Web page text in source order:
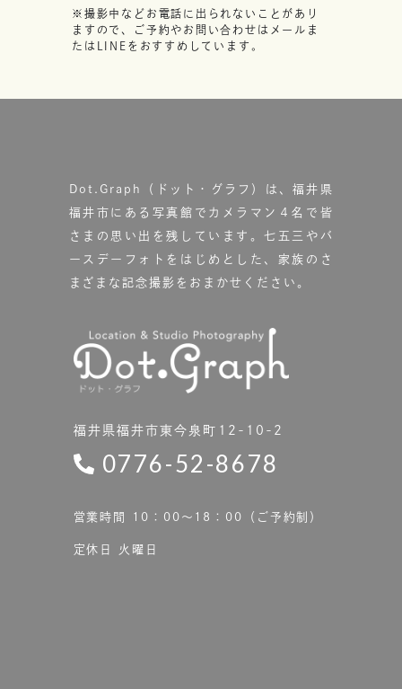
※撮影中などお電話に出られないことがあり
ますので、ご予約やお問い合わせはメールま
たはLINEをおすすめしています。
Dot.Graph（ドット・グラフ）は、福井県
福井市にある写真館で カメラマン４名で皆
さまの思い出を残しています。七五三やバ
ースデーフォトをはじめとした、家族のさ
まざまな記念撮影をおまかせください。
福井県福井市東今泉町12-10-2
0776-52-8678
営業時間 10：00〜18：00（ご予約制）
定休日 火曜日